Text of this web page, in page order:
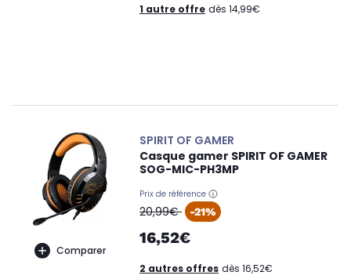
1 autre offre dès 14,99€
Comparer
SPIRIT OF GAMER
Casque gamer SPIRIT OF GAMER
SOG-MIC-PH3MP
Prix de référence
oldPrice
20,99€ -21%
16,52€
2 autres offres dès 16,52€